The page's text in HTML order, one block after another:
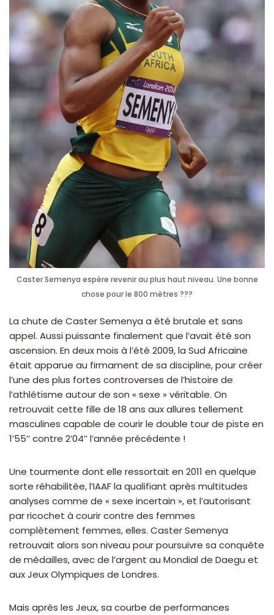
Caster Semenya espère revenir au plus haut niveau. Une bonne
chose pour le 800 mètres ???
La chute de Caster Semenya a été brutale et sans
appel. Aussi puissante finalement que l’avait été son
ascension. En deux mois à l’été 2009, la Sud Africaine
était apparue au firmament de sa discipline, pour créer
l’une des plus fortes controverses de l’histoire de
l’athlétisme autour de son « sexe » véritable. On
retrouvait cette fille de 18 ans aux allures tellement
masculines capable de courir le double tour de piste en
1’55’’ contre 2’04’’ l’année précédente !
Une tourmente dont elle ressortait en 2011 en quelque
sorte réhabilitée, l’IAAF la qualifiant après multitudes
analyses comme de « sexe incertain », et l’autorisant
par ricochet à courir contre des femmes
complètement femmes, elles. Caster Semenya
retrouvait alors son niveau pour poursuivre sa conquête
de médailles, avec de l’argent au Mondial de Daegu et
aux Jeux Olympiques de Londres.
Mais après les Jeux, sa courbe de performances